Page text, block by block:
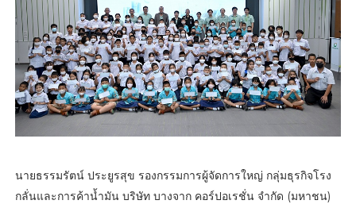
นายธรรมรัตน์ ประยูรสุข รองกรรมการผู้จัดการใหญ่ กลุ่มธุรกิจโรง
กลั่นและการค้าน้ำมัน บริษัท บางจาก คอร์ปอเรชั่น จำกัด (มหาชน)